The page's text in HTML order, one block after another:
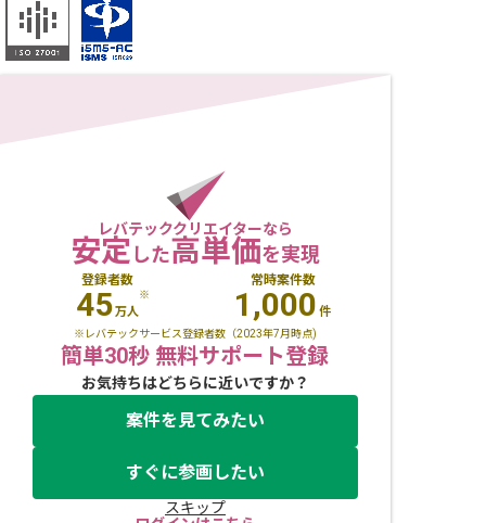
レバテッククリエイターなら
安定した高単価を実現
登録者数
45万人
※
常時案件数
1,000 件
※レバテックサービス登録者数（2023年7月時点)
簡単30秒 無料サポート登録
お気持ちはどちらに近いですか？
案件を見てみたい
すぐに参画したい
スキップ